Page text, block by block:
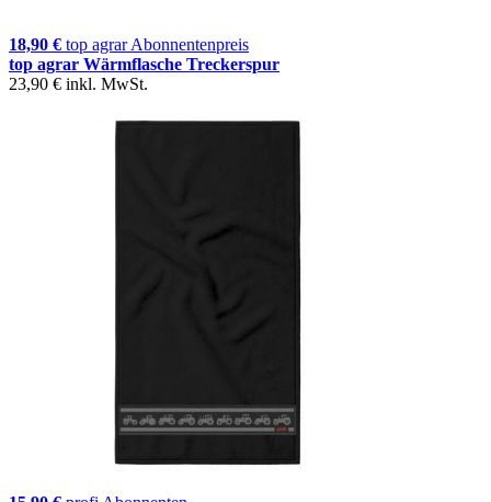
18,90 € top agrar Abonnentenpreis
top agrar Wärmflasche Treckerspur
23,90 € inkl. MwSt.